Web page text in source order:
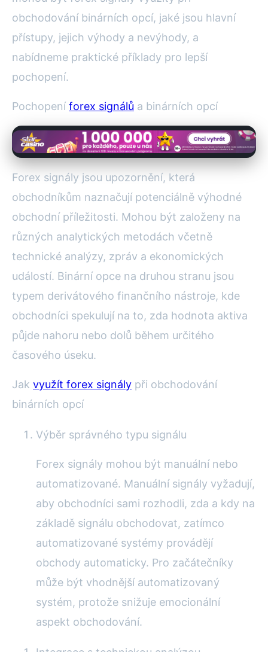
obchodování binárních opcí, jaké jsou hlavní
přístupy, jejich výhody a nevýhody, a
nabídneme praktické příklady pro lepší
pochopení.
Pochopeníforex signálů a binárních opcí
Forex signály jsou upozornění, která
obchodníkům naznačují potenciálně výhodné
obchodní příležitosti. Mohou být založeny na
různých analytických metodách včetně
technické analýzy, zpráv a ekonomických
událostí. Binární opce na druhou stranu jsou
typem derivátového finančního nástroje, kde
obchodníci spekulují na to, zda hodnota aktiva
půjde nahoru nebo dolů během určitého
časového úseku.
Jak využít forex signály při obchodování
binárních opcí
Výběr správného typu signálu
Forex signály mohou být manuální nebo
automatizované. Manuální signály vyžadují,
aby obchodníci sami rozhodli, zda a kdy na
základě signálu obchodovat, zatímco
automatizované systémy provádějí
obchody automaticky. Pro začátečníky
může být vhodnější automatizovaný
systém, protože snižuje emocionální
aspekt obchodování.